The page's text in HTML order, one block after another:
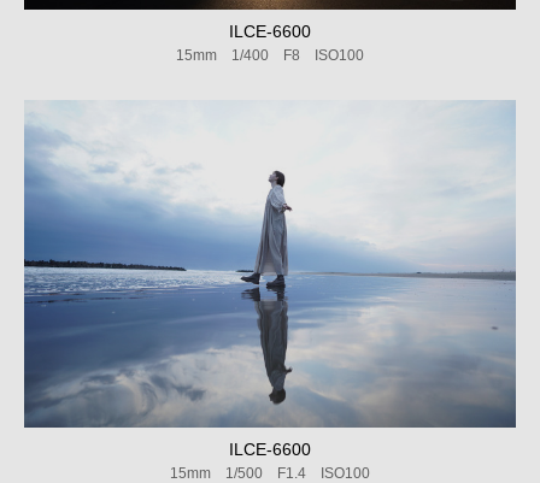
ILCE-6600
15mm 1/400 F8 ISO100
ILCE-6600
15mm 1/500 F1.4 ISO100